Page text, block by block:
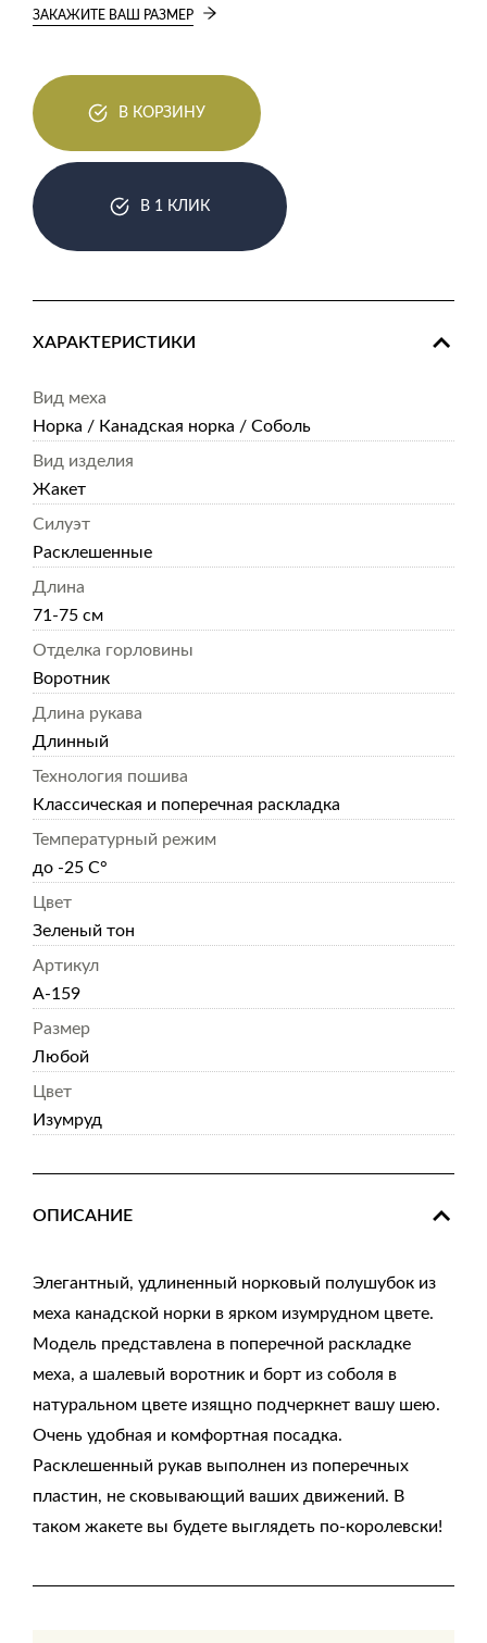
ЗАКАЖИТЕ ВАШ РАЗМЕР
В КОРЗИНУ
В 1 КЛИК
ХАРАКТЕРИСТИКИ
Вид меха
Норка / Канадская норка / Соболь
Вид изделия
Жакет
Силуэт
Расклешенные
Длина
71-75 см
Отделка горловины
Воротник
Длина рукава
Длинный
Технология пошива
Классическая и поперечная раскладка
Температурный режим
до -25 С°
Цвет
Зеленый тон
Артикул
А-159
Размер
Любой
Цвет
Изумруд
ОПИСАНИЕ
Элегантный, удлиненный норковый полушубок из
меха канадской норки в ярком изумрудном цвете.
Модель представлена в поперечной раскладке
меха, а шалевый воротник и борт из соболя в
натуральном цвете изящно подчеркнет вашу шею.
Очень удобная и комфортная посадка.
Расклешенный рукав выполнен из поперечных
пластин, не сковывающий ваших движений. В
таком жакете вы будете выглядеть по-королевски!